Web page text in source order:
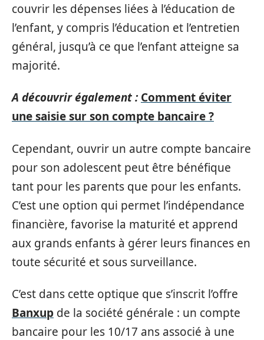
couvrir les dépenses liées à l’éducation de
l’enfant, y compris l’éducation et l’entretien
général, jusqu’à ce que l’enfant atteigne sa
majorité.
A découvrir également : Comment éviter
une saisie sur son compte bancaire ?
Cependant, ouvrir un autre compte bancaire
pour son adolescent peut être bénéfique
tant pour les parents que pour les enfants.
C’est une option qui permet l’indépendance
financière, favorise la maturité et apprend
aux grands enfants à gérer leurs finances en
toute sécurité et sous surveillance.
C’est dans cette optique que s’inscrit l’offre
Banxup de la société générale : un compte
bancaire pour les 10/17 ans associé à une